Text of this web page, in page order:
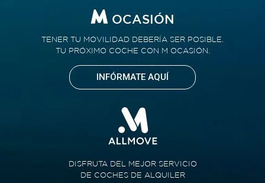
OCASIÓN
TENER TU MOVILIDAD DEBERÍA SER POSIBLE.
TU PRÓXIMO COCHE CON M OCASIÓN.
INFÓRMATE AQUÍ
DISFRUTA DEL MEJOR SERVICIO
DE COCHES DE ALQUILER